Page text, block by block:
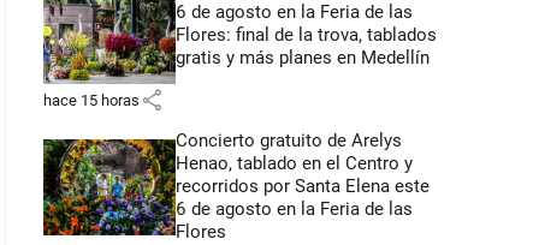
6 de agosto en la Feria de las
Flores: final de la trova, tablados
gratis y más planes en Medellín
hace 15 horas share
Concierto gratuito de Arelys
Henao, tablado en el Centro y
recorridos por Santa Elena este
6 de agosto en la Feria de las
Flores